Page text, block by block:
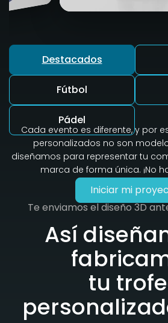
Destacados
Fútbol
Pádel
Cada evento es diferente, y por
personalizados no son
diseñamos para representar tu
marca de forma única. ¡No
Iniciar mi
Te enviamos el diseño 3D
Así
tu